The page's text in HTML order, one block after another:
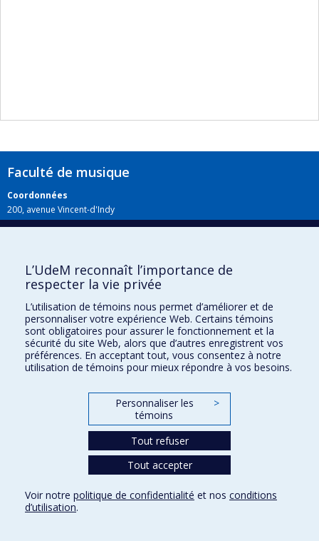
Faculté de musique
Coordonnées
200, avenue Vincent-d'Indy
Montréal (Québec) H2V 2T2
Accueil, billetterie et service à la clientèle :
Du lundi au vendredi
de 8 h 30 à 12 h et de 13 h 30 à 16 h
Fermé les jours fériés
Local B-338
514 343-6427
Voir sur Plan Campus
Suivez-nous
L’UdeM reconnaît l’importance de
respecter la vie privée
L’utilisation de témoins nous permet d’améliorer et de
personnaliser votre expérience Web. Certains témoins
sont obligatoires pour assurer le fonctionnement et la
sécurité du site Web, alors que d’autres enregistrent vos
préférences. En acceptant tout, vous consentez à notre
utilisation de témoins pour mieux répondre à vos besoins.
Personnaliser les
témoins
>
Tout refuser
Tout accepter
Voir notre politique de confidentialité et nos conditions
d’utilisation.